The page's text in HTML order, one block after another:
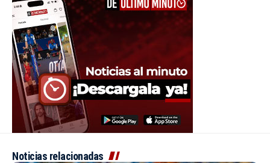
Noticias relacionadas